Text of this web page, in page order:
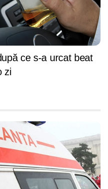
ce s-a urcat beat
zi